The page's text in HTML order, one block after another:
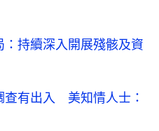
持續深入開展殘骸及資
查有出入 美知情人士：